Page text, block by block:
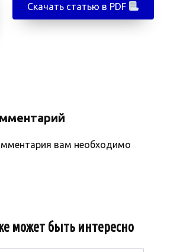
Скачать статью в PDF
вам необходимо
может быть интересно